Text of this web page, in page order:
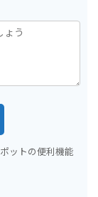
ットの便利機能